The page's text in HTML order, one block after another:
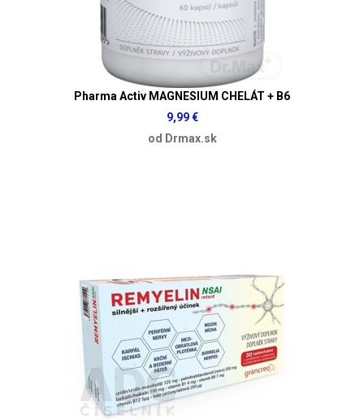
Pharma Activ MAGNESIUM CHELÁT + B6
9,99 €
od Drmax.sk